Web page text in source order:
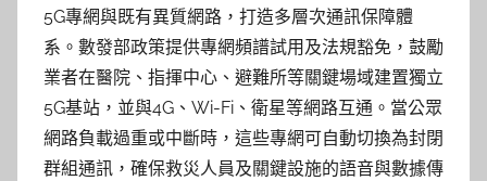
5G專網與既有異質網路，打造多層次通訊保障體
系。數發部政策提供專網頻譜試用及法規豁免，鼓勵
業者在醫院、指揮中心、避難所等關鍵場域建置獨立
5G基站，並與4G、Wi-Fi、衛星等網路互通。當公眾
網路負載過重或中斷時，這些專網可自動切換為封閉
群組通訊，確保救災人員及關鍵設施的語音與數據傳